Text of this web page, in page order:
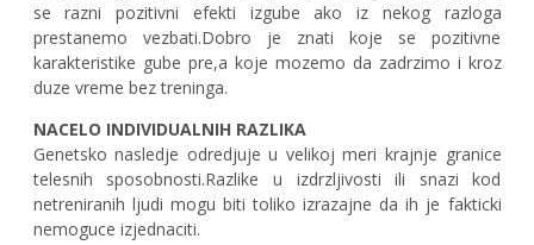
se razni pozitivni efekti izgube ako iz nekog razloga
prestanemo vezbati.Dobro je znati koje se pozitivne
karakteristike gube pre,a koje mozemo da zadrzimo i kroz
duze vreme bez treninga.
NACELO INDIVIDUALNIH RAZLIKA
Genetsko nasledje odredjuje u velikoj meri krajnje granice
telesnih sposobnosti.Razlike u izdrzljivosti ili snazi kod
netreniranih ljudi mogu biti toliko izrazajne da ih je fakticki
nemoguce izjednaciti.